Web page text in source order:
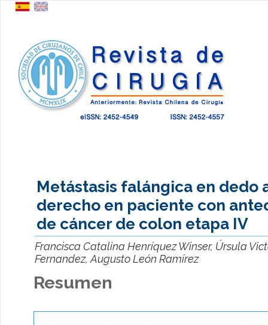
Metástasis falángica en dedo
derecho en paciente con
de cáncer de colon etapa IV
Francisca Catalina Henríquez Winser, Úrsula
Fernandez, Augusto León Ramírez
Resumen